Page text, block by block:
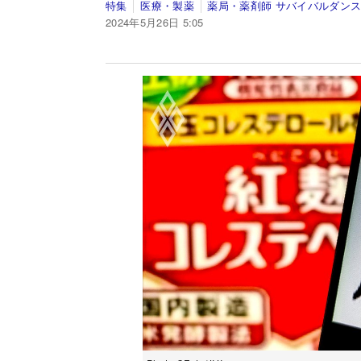
特集 医療・製薬
薬局・薬剤師 サバイバルダンス
2024年5月26日 5:05